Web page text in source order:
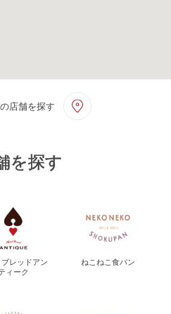
店舗を探す
を探す
レッドアン
ィーク
ねこねこ食パン